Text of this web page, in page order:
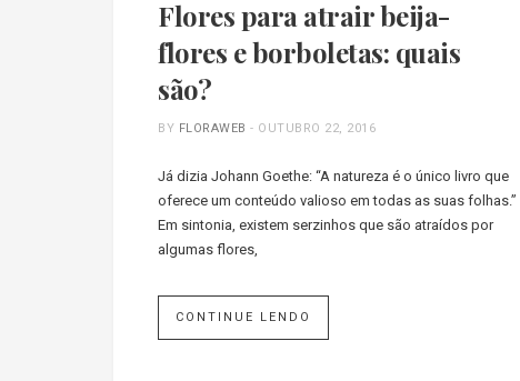
Flores para atrair beija-
flores e borboletas: quais
são?
BY FLORAWEB - OUTUBRO 22, 2016
Já dizia Johann Goethe: “A natureza é o único livro que
oferece um conteúdo valioso em todas as suas folhas.”
Em sintonia, existem serzinhos que são atraídos por
algumas flores,
CONTINUE LENDO